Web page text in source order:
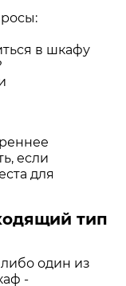
в шкафу
если
для
тип
один из
-